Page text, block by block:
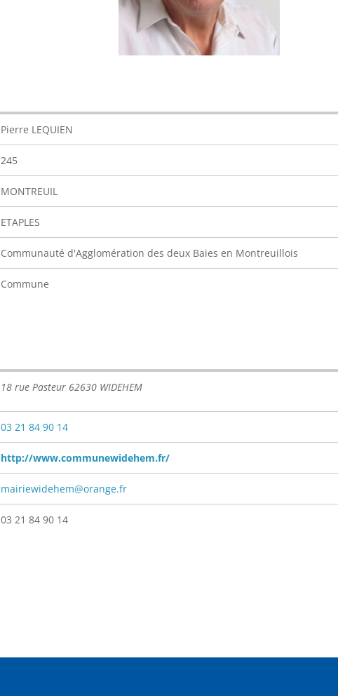
Pierre LEQUIEN
245
MONTREUIL
ETAPLES
Communauté d'Agglomération des deux Baies en Montreuillois
Commune
18 rue Pasteur 62630 WIDEHEM
03 21 84 90 14
http://www.communewidehem.fr/
mairiewidehem@orange.fr
03 21 84 90 14